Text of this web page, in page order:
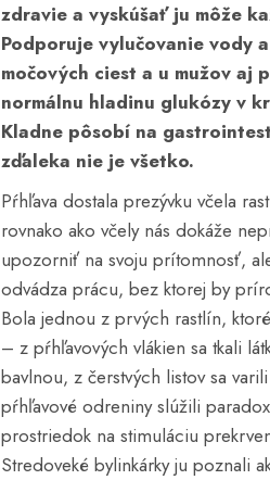
zdravie a vyskúšať ju môže
Podporuje vylučovanie vody a
močových ciest a u mužov aj
normálnu hladinu glukózy v
Kladne pôsobí na
zďaleka nie je všetko.
Pŕhľava dostala prezývku včela
rovnako ako včely nás dokáže
upozorniť na svoju prítomnosť,
odvádza prácu, bez ktorej by
Bola jednou z prvých rastlín,
– z pŕhľavových vlákien sa tkali
bavlnou, z čerstvých listov sa
pŕhľavové odreniny slúžili
prostriedok na stimuláciu
Stredoveké bylinkárky ju poznali